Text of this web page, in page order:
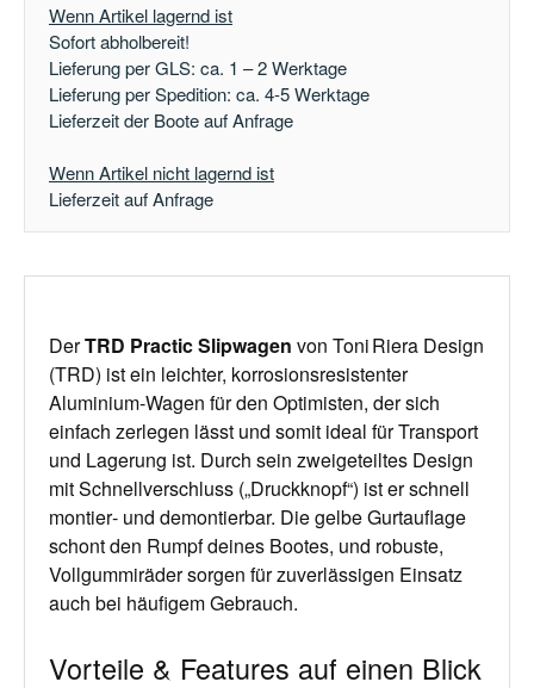
Wenn Artikel lagernd ist
Sofort abholbereit!
Lieferung per GLS: ca. 1 – 2 Werktage
Lieferung per Spedition: ca. 4-5 Werktage
Lieferzeit der Boote auf Anfrage
Wenn Artikel nicht lagernd ist
Lieferzeit auf Anfrage
DerTRD Practic Slipwagen von Toni Riera Design
(TRD) ist ein leichter, korrosionsresistenter
Aluminium‑Wagen für den Optimisten, der sich
einfach zerlegen lässt und somit ideal für Transport
und Lagerung ist. Durch sein zweigeteiltes Design
mit Schnellverschluss („Druckknopf“) ist er schnell
montier‑ und demontierbar. Die gelbe Gurtauflage
schont den Rumpf deines Bootes, und robuste,
Vollgummiräder sorgen für zuverlässigen Einsatz
auch bei häufigem Gebrauch.
Vorteile & Features auf einen Blick